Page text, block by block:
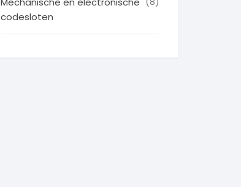
codesloten